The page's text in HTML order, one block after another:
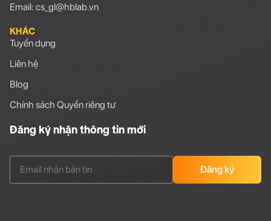
Email: cs_gl@hblab.vn
KHÁC
Tuyển dụng
Liên hệ
Blog
Chính sách Quyền riêng tư
Đăng ký nhận thông tin mới
Đăng ký